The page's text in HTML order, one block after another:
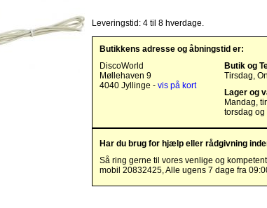
Leveringstid: 4 til 8 hverdage.
Butikkens adresse og åbningstid er:
DiscoWorld
Møllehaven 9
4040 Jyllinge - vis på kort
Butik og
Tirsdag,
Lager og
Mandag,
torsdag og
Har du brug for hjælp eller rådgivning
Så ring gerne til vores venlige og
mobil 20832425, Alle ugens 7 dage fra